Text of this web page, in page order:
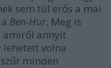
sem túl erős a mai
Ben-Hur. Meg is
amiről annyit
volna
minden